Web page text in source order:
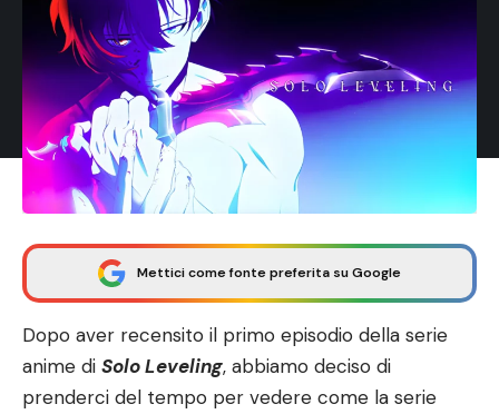
Mettici come fonte preferita su Google
Dopo aver recensito il primo episodio della serie
anime di Solo Leveling, abbiamo deciso di
prenderci del tempo per vedere come la serie